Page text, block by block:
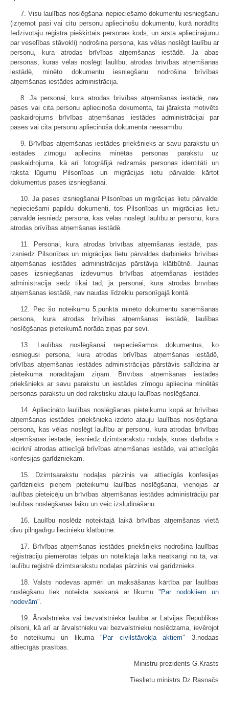
7. Visu laulības noslēgšanai nepieciešamo dokumentu iesniegšanu
(izņemot pasi vai citu personu apliecinošu dokumentu, kurā norādīts
Iedzīvotāju reģistra piešķirtais personas kods, un ārsta apliecinājumu
par veselības stāvokli) nodrošina persona, kas vēlas noslēgt laulību ar
personu, kura atrodas brīvības atņemšanas iestādē. Ja abas
personas, kuras vēlas noslēgt laulību, atrodas brīvības atņemšanas
iestādē, minēto dokumentu iesniegšanu nodrošina brīvības
atņemšanas iestādes administrācija.
8. Ja personai, kura atrodas brīvības atņemšanas iestādē, nav
pases vai cita personu apliecinoša dokumenta, tai jāraksta motivēts
paskaidrojums brīvības atņemšanas iestādes administrācijai par
pases vai cita personu apliecinoša dokumenta neesamību.
9. Brīvības atņemšanas iestādes priekšnieks ar savu parakstu un
iestādes zīmogu apliecina minētās personas parakstu uz
paskaidrojuma, kā arī fotogrāfijā redzamās personas identitāti un
raksta lūgumu Pilsonības un migrācijas lietu pārvaldei kārtot
dokumentus pases izsniegšanai.
10. Ja pases izsniegšanai Pilsonības un migrācijas lietu pārvaldei
nepieciešami papildu dokumenti, tos Pilsonības un migrācijas lietu
pārvaldē iesniedz persona, kas vēlas noslēgt laulību ar personu, kura
atrodas brīvības atņemšanas iestādē.
11. Personai, kura atrodas brīvības atņemšanas iestādē, pasi
izsniedz Pilsonības un migrācijas lietu pārvaldes darbinieks brīvības
atņemšanas iestādes administrācijas pārstāvja klātbūtnē. Jaunas
pases izsniegšanas izdevumus brīvības atņemšanas iestādes
administrācija sedz tikai tad, ja personai, kura atrodas brīvības
atņemšanas iestādē, nav naudas līdzekļu personīgajā kontā.
12. Pēc šo noteikumu 5.punktā minēto dokumentu saņemšanas
persona, kura atrodas brīvības atņemšanas iestādē, laulības
noslēgšanas pieteikumā norāda ziņas par sevi.
13. Laulības noslēgšanai nepieciešamos dokumentus, ko
iesniegusi persona, kura atrodas brīvības atņemšanas iestādē,
brīvības atņemšanas iestādes administrācijas pārstāvis salīdzina ar
pieteikumā norādītajām ziņām. Brīvības atņemšanas iestādes
priekšnieks ar savu parakstu un iestādes zīmogu apliecina minētās
personas parakstu un dod rakstisku atauju laulības noslēgšanai.
14. Apliecināto laulības noslēgšanas pieteikumu kopā ar brīvības
atņemšanas iestādes priekšnieka izdoto atauju laulības noslēgšanai
persona, kas vēlas noslēgt laulību ar personu, kura atrodas brīvības
atņemšanas iestādē, iesniedz dzimtsarakstu nodaļā, kuras darbība s
iecirknī atrodas attiecīgā brīvības atņemšanas iestāde, vai attiecīgās
konfesijas garīdzniekam.
15. Dzimtsarakstu nodaļas pārzinis vai attiecīgās konfesijas
garīdznieks pieņem pieteikumu laulības noslēgšanai, vienojas ar
laulības pieteicēju un brīvības atņemšanas iestādes administrāciju par
laulības noslēgšanas laiku un veic izsludināšanu.
16. Laulību noslēdz noteiktajā laikā brīvības atņemšanas vietā
divu pilngadīgu liecinieku klātbūtnē.
17. Brīvības atņemšanas iestādes priekšnieks nodrošina laulības
reģistrāciju piemērotās telpās un noteiktajā laikā neatkarīgi no tā, vai
laulību reģistrē dzimtsarakstu nodaļas pārzinis vai garīdznieks.
18. Valsts nodevas apmēri un maksāšanas kārtība par laulības
noslēgšanu tiek noteikta saskaņā ar likumu " Par nodokļiem un
nodevām".
19. Ārvalstnieka vai bezvalstnieka laulība ar Latvijas Republikas
pilsoni, kā arī ar ārvalstnieku vai bezvalstnieku noslēdzama, ievērojot
šo noteikumu un likuma " Par civilstāvokļa aktiem" 3.nodaas
attiecīgās prasības.
Ministru prezidents G.Krasts
Tieslietu ministrs Dz.Rasnačs